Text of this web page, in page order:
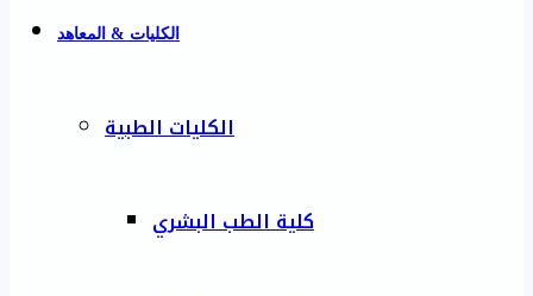
الكليات & المعاهد
الكليات الطبية
كلية الطب البشري